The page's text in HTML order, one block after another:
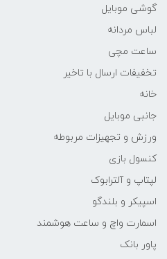
گوشی موبایل
لباس مردانه
ساعت مچی
تخفیفات ارسال با تاخیر
خانه
جانبی موبایل
ورزش و تجهیزات مربوطه
کنسول بازی
لپتاپ و آلترابوک
اسپیکر و بلندگو
اسمارت واچ و ساعت هوشمند
پاور بانک